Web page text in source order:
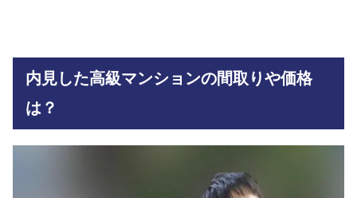
内見した高級マンションの間取りや価格
は？